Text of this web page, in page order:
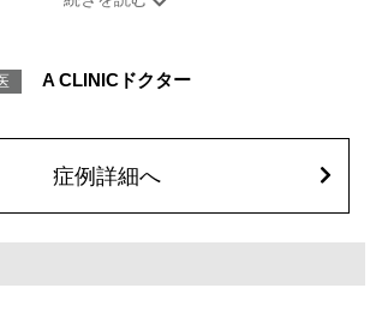
生じることがございます。また、稀に貧血、細菌感
所の知覚鈍麻、ぼこつき、硬結、瘢痕化、色素沈
加 1ヶ所ごと+162,800円(税込)
3,300円(税込)
A CLINICドクター
症例詳細へ